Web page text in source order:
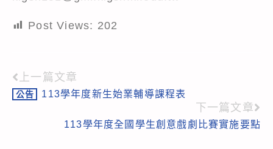
Post Views: 202
Read
more
articles
上一篇文章
公告 113學年度新生始業輔導課程表
下一篇文章
113學年度全國學生創意戲劇比賽實施要點